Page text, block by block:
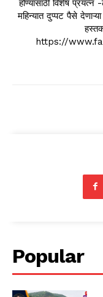
होण्यासाठी विशेष
महिन्यात दुप्पट पैसे
https://
Popular